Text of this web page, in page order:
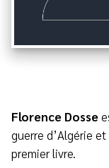
Florence Dosse
guerre d’Algérie
premier livre.